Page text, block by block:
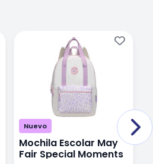
Nuevo
Mochila Escolar May
Fair Special Moments